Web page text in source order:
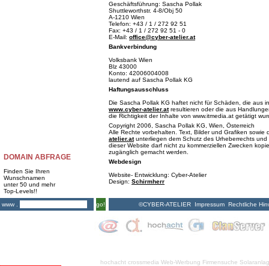
DOMAIN ABFRAGE
Finden Sie Ihren
Wunschnamen
unter 50 und mehr
Top-Levels!!
www .
go!
Geschäftsführung: Sascha Pollak
Shuttleworthstr. 4-8/Obj 50
A-1210 Wien
Telefon: +43 / 1 / 272 92 51
Fax: +43 / 1 / 272 92 51 - 0
E-Mail: office@cyber-atelier.at
Bankverbindung
Volksbank Wien
Blz 43000
Konto: 42006004008
lautend auf Sascha Pollak KG
Haftungsausschluss
Die Sascha Pollak KG haftet nicht für Schäden, die aus
www.cyber-atelier.atresultieren oder die aus
die Richtigkeit der Inhalte von www.itmedia.at getätigt
Copyright 2006, Sascha Pollak KG, Wien, Österreich
Alle Rechte vorbehalten. Text, Bilder und Grafiken
atelier.atunterliegen dem Schutz des Urheberrechts
dieser Website darf nicht zu kommerziellen Zwecken
zugänglich gemacht werden.
Webdesign
Website- Entwicklung: Cyber-Atelier
Design: Schirmherr
©CYBER-ATELIER Impressum Rechtliche
hochacht crossmedia Web-Werbung Firmensuche